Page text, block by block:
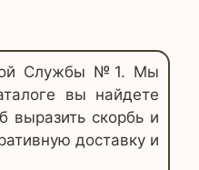
Службы №1. Мы
вы найдете
выразить скорбь и
доставку и